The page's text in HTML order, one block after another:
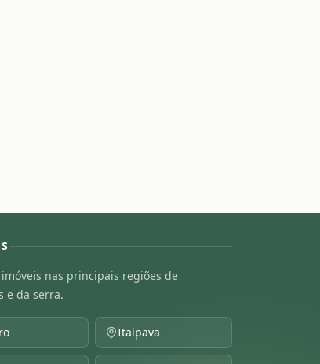
nas principais regiões de
e da serra.
Itaipava